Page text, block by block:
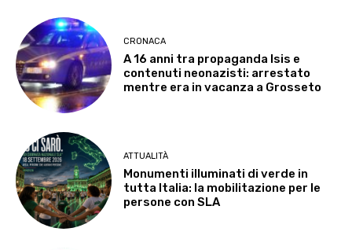
CRONACA
A 16 anni tra propaganda Isis e
contenuti neonazisti: arrestato
mentre era in vacanza a Grosseto
ATTUALITÀ
Monumenti illuminati di verde in
tutta Italia: la mobilitazione per le
persone con SLA